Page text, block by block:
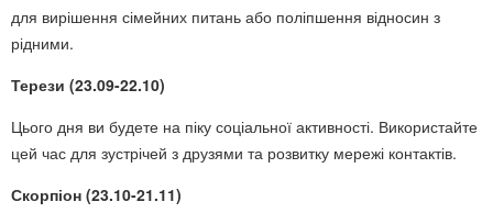
для вирішення сімейних питань або поліпшення відносин з
рідними.
Терези (23.09-22.10)
Цього дня ви будете на піку соціальної активності. Використайте
цей час для зустрічей з друзями та розвитку мережі контактів.
Скорпіон (23.10-21.11)